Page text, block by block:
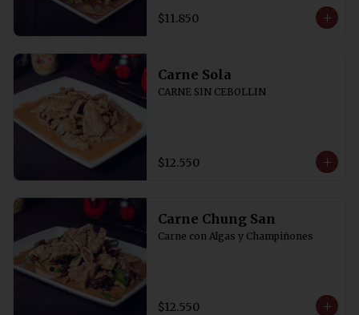
$11.850
Carne Sola
CARNE SIN CEBOLLIN
$12.550
Carne Chung San
Carne con Algas y Champiñones
$12.550